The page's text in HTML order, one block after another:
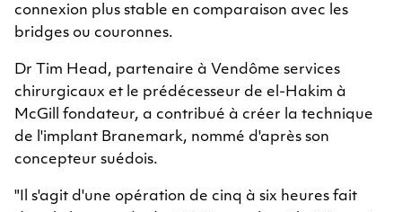
connexion plus stable en comparaison avec les
bridges ou couronnes.
Dr Tim Head, partenaire à Vendôme services
chirurgicaux et le prédécesseur de el-Hakim à
McGill fondateur, a contribué à créer la technique
de l'implant Branemark, nommé d'après son
concepteur suédois.
"Il s'agit d'une opération de cinq à six heures fait